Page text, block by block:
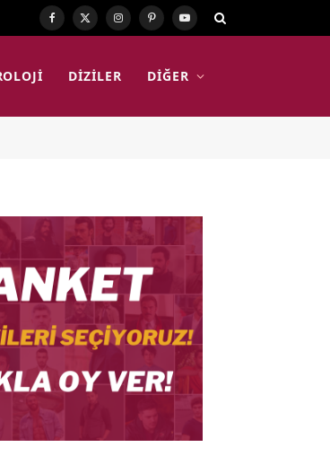
Facebook
X
Instagram
PinterestYouTube
DIZILER DIĞER